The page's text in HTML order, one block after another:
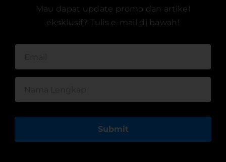
Mau dapat update promo dan artikel
eksklusif? Tulis e-mail di bawah!
Submit